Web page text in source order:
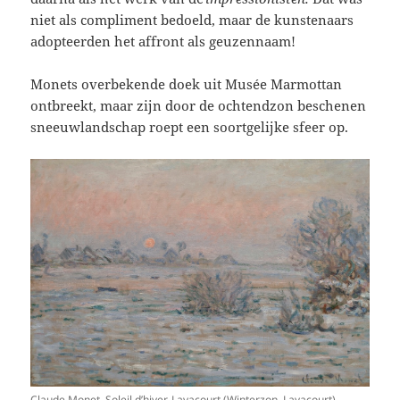
niet als compliment bedoeld, maar de kunstenaars
adopteerden het affront als geuzennaam!
Monets overbekende doek uit Musée Marmottan
ontbreekt, maar zijn door de ochtendzon beschenen
sneeuwlandschap roept een soortgelijke sfeer op.